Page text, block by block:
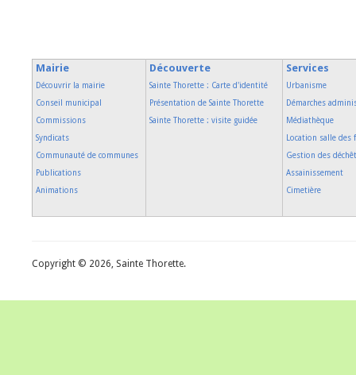
Mairie
Découvrir la mairie
Conseil municipal
Commissions
Syndicats
Communauté de communes
Publications
Animations
Découverte
Sainte Thorette : Carte d'identité
Présentation de Sainte Thorette
Sainte Thorette : visite guidée
Services
Urbanisme
Démarches
Médiathèque
Location salle des
Gestion des
Assainissement
Cimetière
Copyright © 2026, Sainte Thorette.